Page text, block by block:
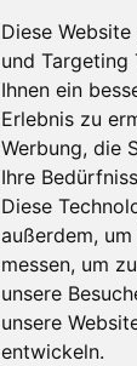
Diese
und Targeting
Ihnen ein
Erlebnis zu
Werbung, die
Ihre
Diese
außerdem,
messen, um
unsere
unsere
entwickeln.